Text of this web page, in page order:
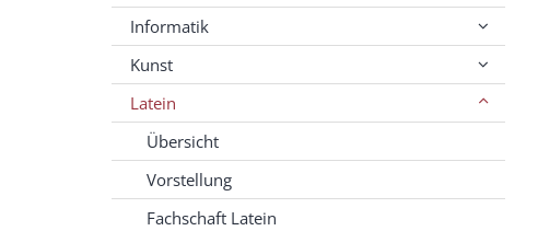
Informatik
Kunst
Latein
Übersicht
Vorstellung
Fachschaft Latein